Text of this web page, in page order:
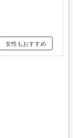
女性もおすすめ